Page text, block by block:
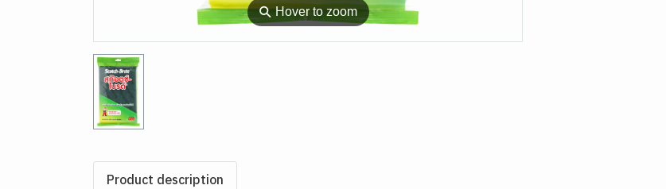
⚲Hover to zoom
Product description